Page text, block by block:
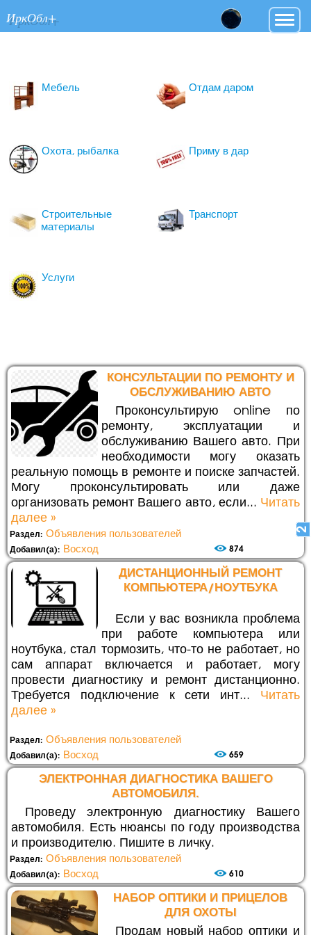
ИркОбл+
Мебель Отдам даром
Охота, рыбалка Приму в дар
Строительные
материалы
Транспорт
Услуги
КОНСУЛЬТАЦИИ ПО РЕМОНТУ И
ОБСЛУЖИВАНИЮ АВТО
Проконсультирую online по
ремонту, эксплуатации и
обслуживанию Вашего авто. При
необходимости могу оказать
реальную помощь в ремонте и поиске запчастей.
Могу проконсультировать или даже
организовать ремонт Вашего авто, если... Читать
далее »
Раздел: Объявления пользователей
Добавил(а): Восход 874
ДИСТАНЦИОННЫЙ РЕМОНТ
КОМПЬЮТЕРА/НОУТБУКА
Если у вас возникла проблема
при работе компьютера или
ноутбука, стал тормозить, что-то не работает, но
сам аппарат включается и работает, могу
провести диагностику и ремонт дистанционно.
Требуется подключение к сети инт... Читать
далее »
Раздел: Объявления пользователей
Добавил(а): Восход 659
ЭЛЕКТРОННАЯ ДИАГНОСТИКА ВАШЕГО
АВТОМОБИЛЯ.
Проведу электронную диагностику Вашего
автомобиля. Есть нюансы по году производства
и производителю. Пишите в личку.
Раздел: Объявления пользователей
Добавил(а): Восход 610
НАБОР ОПТИКИ И ПРИЦЕЛОВ
ДЛЯ ОХОТЫ
Продам новый набор оптики и
2